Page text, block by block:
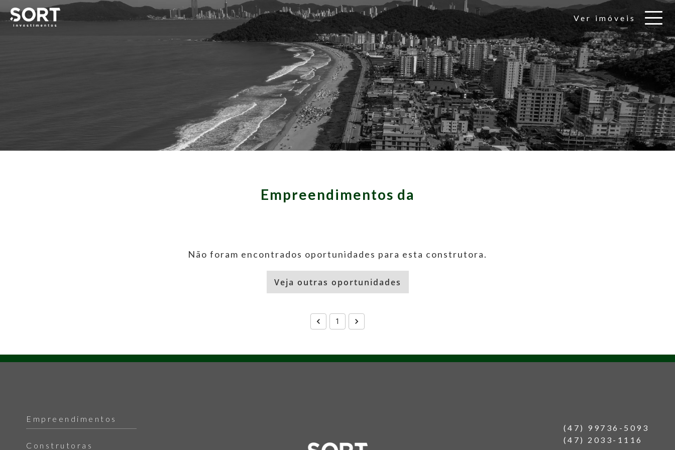
Ver imóveis
Empreendimentos da
Não foram encontrados oportunidades para esta construtora.
Veja outras oportunidades
1
Empreendimentos
Construtoras
(47) 99736-5093
(47) 2033-1116